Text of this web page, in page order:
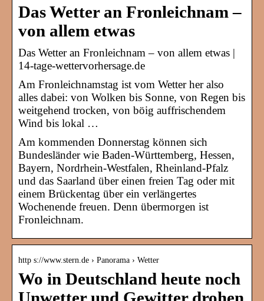
Das Wetter an Fronleichnam –
von allem etwas
Das Wetter an Fronleichnam – von allem etwas |
14-tage-wettervorhersage.de
Am Fronleichnamstag ist vom Wetter her also
alles dabei: von Wolken bis Sonne, von Regen bis
weitgehend trocken, von böig auffrischendem
Wind bis lokal …
Am kommenden Donnerstag können sich
Bundesländer wie Baden-Württemberg, Hessen,
Bayern, Nordrhein-Westfalen, Rheinland-Pfalz
und das Saarland über einen freien Tag oder mit
einem Brückentag über ein verlängertes
Wochenende freuen. Denn übermorgen ist
Fronleichnam.
http s://www.stern.de › Panorama › Wetter
Wo in Deutschland heute noch